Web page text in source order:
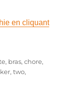
en cliquant
, bras,chore,
,two,